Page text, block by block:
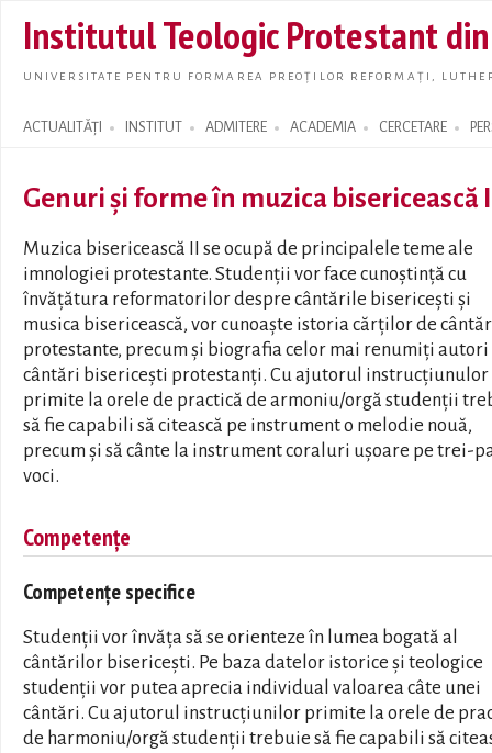
main
Institutul Teologic Protestant
UNIVERSITATE PENTRU FORMAREA PREOȚILOR REFORMAȚI,
ACTUALITĂȚI INSTITUT ADMITERE ACADEMIA CERCETARE
Search form
Genuri și forme în muzica bisericească
Muzica bisericească II se ocupă de principalele teme ale
imnologiei protestante. Studenții vor face cunoștință cu
învățătura reformatorilor despre cântările bisericești și
musica bisericească, vor cunoaște istoria cărților de
protestante, precum și biografia celor mai renumiți autori
cântări bisericești protestanți. Cu ajutorul instrucțiunulor
primite la orele de practică de armoniu/orgă studenții
să fie capabili să citească pe instrument o melodie nouă,
precum și să cânte la instrument coraluri ușoare pe trei-
voci.
Competențe
Competențe specifice
Studenții vor învăța să se orienteze în lumea bogată al
cântărilor bisericești. Pe baza datelor istorice și teologice
studenții vor putea aprecia individual valoarea câte unei
cântări. Cu ajutorul instrucţiunilor primite la orele de
de harmoniu/orgă studenţii trebuie să fie capabili să